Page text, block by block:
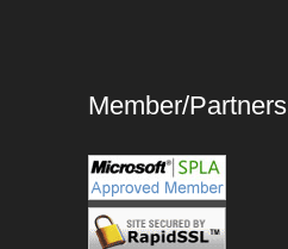
Member/Partners